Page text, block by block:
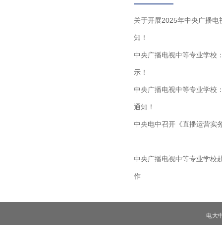
关于开展2025年中央广播
知！
中央广播电视中等专业学校
示！
中央广播电视中等专业学校
通知！
中央电中召开《直播运营实
中央广播电视中等专业学校
作
电大